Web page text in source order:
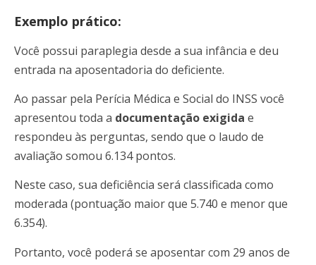
Exemplo prático:
Você possui paraplegia desde a sua infância e deu
entrada na aposentadoria do deficiente.
Ao passar pela Perícia Médica e Social do INSS você
apresentou toda a documentação exigida e
respondeu às perguntas, sendo que o laudo de
avaliação somou 6.134 pontos.
Neste caso, sua deficiência será classificada como
moderada (pontuação maior que 5.740 e menor que
6.354).
Portanto, você poderá se aposentar com 29 anos de